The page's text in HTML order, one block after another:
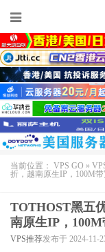
当前位置： VPS GO »
折，越南原生IP，100M
TOTHOST黑五
南原生IP，
VPS推荐发布于 2024-11-